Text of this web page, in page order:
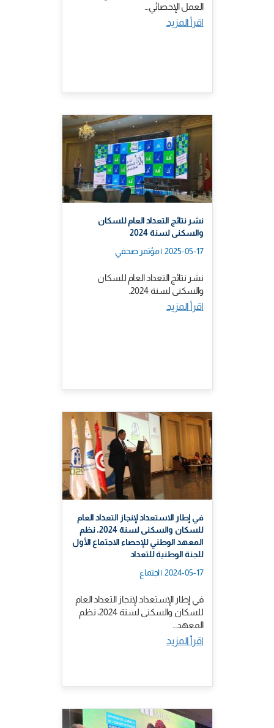
العمل الإحصائي…
اقرأ المزيد
نشر نتائج التعداد العام للسكان
والسكنى لسنة 2024
2025-05-17 | مؤتمر صحفي
نشر نتائج التعداد العام للسكان
والسكنى لسنة 2024.
اقرأ المزيد
في إطار الاستعداد لإنجاز التعداد العام
للسكان والسكنى لسنة 2024، نظم
المعهد الوطني للإحصاء الاجتماع الأول
للجنة الوطنية للتعداد
2024-05-17 | اجتماع
في إطار الإستعداد لإنجاز التعداد العام
للسكان والسكنى لسنة 2024، نظم
المعهد…
اقرأ المزيد